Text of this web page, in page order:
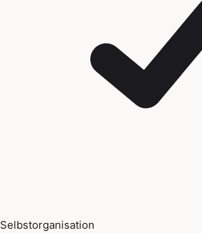
Selbstorganisation